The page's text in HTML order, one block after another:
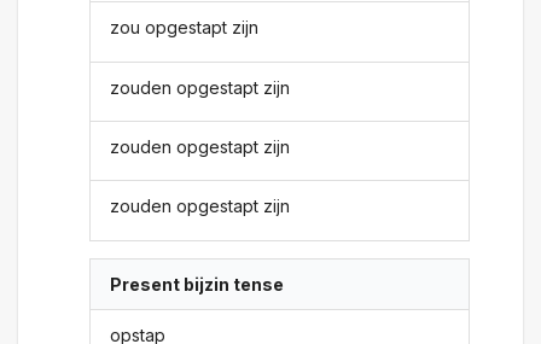
zou opgestapt zijn
zouden opgestapt zijn
zouden opgestapt zijn
zouden opgestapt zijn
Present bijzin tense
opstap